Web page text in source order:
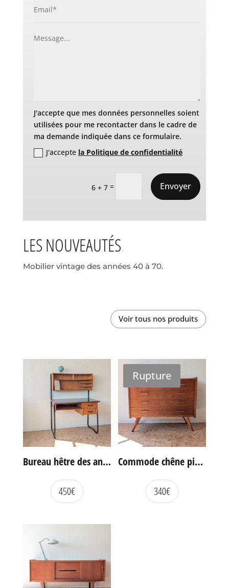
J'accepte que mes données personnelles soient
utilisées pour me recontacter dans le cadre de
ma demande indiquée dans ce formulaire.
J'accepte la Politique de confidentialité
6 + 7 = Envoyer
LES NOUVEAUTÉS
Mobilier vintage des années 40 à 70.
Voir tous nos produits
Bureau hêtre des années 60
450€
Rupture
Commode chêne pieds compas vintage
340€